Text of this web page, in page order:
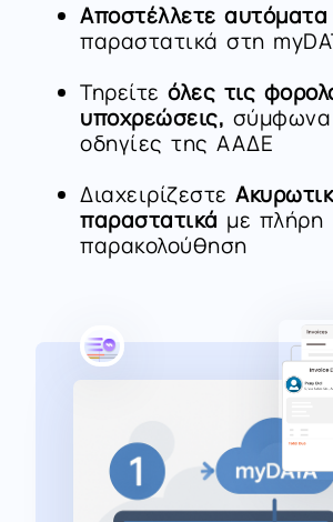
Αποστέλλετε αυτόματα
παραστατικά στη
Τηρείτε όλες τις
υποχρεώσεις, σύμφωνα
οδηγίες της ΑΑΔΕ
Διαχειρίζεστε
παραστατικά με πλήρη
παρακολούθηση